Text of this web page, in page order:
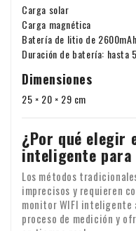
Carga solar
Carga magnética
Batería de litio de 2600mAh
Duración de batería: hasta
Dimensiones
25 × 20 × 29 cm
¿Por qué elegir
inteligente para
Los métodos
imprecisos y requieren
monitor WIFI inteligente
proceso de medición y